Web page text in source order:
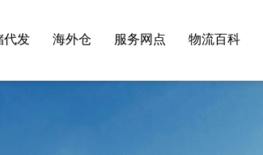
代发 海外仓 服务网点 物流百科